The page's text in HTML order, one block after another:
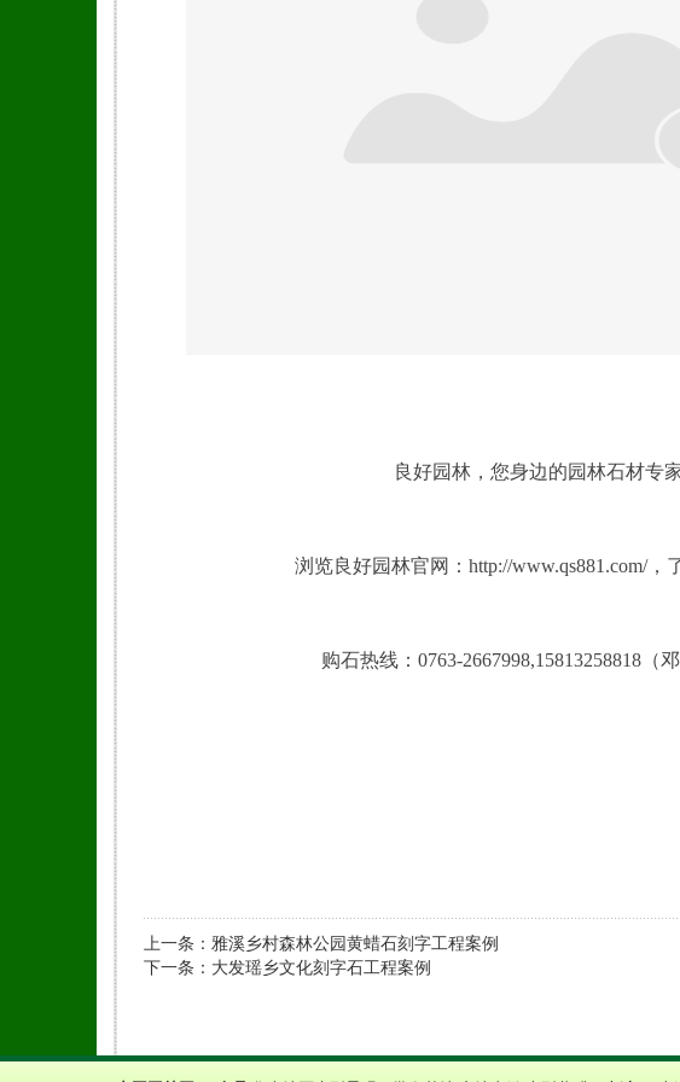
良好园林，您身边的园林石材专
浏览良好园林官网：http://www.qs881.com/，
购石热线：0763-2667998,15813258818（邓
上一条：雅溪乡村森林公园黄蜡石刻字工程案例
下一条：大发瑶乡文化刻字石工程案例